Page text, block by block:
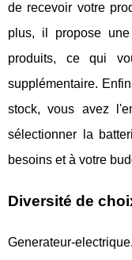
de recevoir votre
plus, il propose
produits, ce qui
supplémentaire.
stock, vous avez
sélectionner la
besoins et à votre
Diversité de
Generateur-